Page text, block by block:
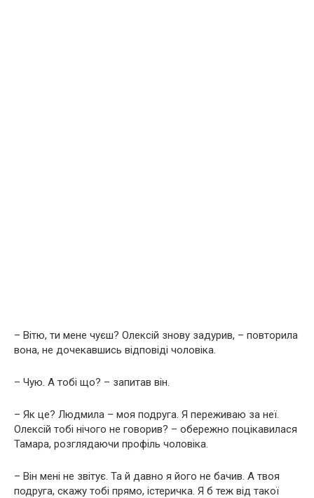
– Вітю, ти мене чуєш? Олексій знову задурив, – повторила
вона, не дочекавшись відповіді чоловіка.
– Чую. А тобі що? – запитав він.
– Як це? Людмила – моя подруга. Я переживаю за неї.
Олексій тобі нічого не говорив? – обережно поцікавилася
Тамара, розглядаючи профіль чоловіка.
– Він мені не звітує. Та й давно я його не бачив. А твоя
подруга, скажу тобі прямо, істеричка. Я б теж від такої